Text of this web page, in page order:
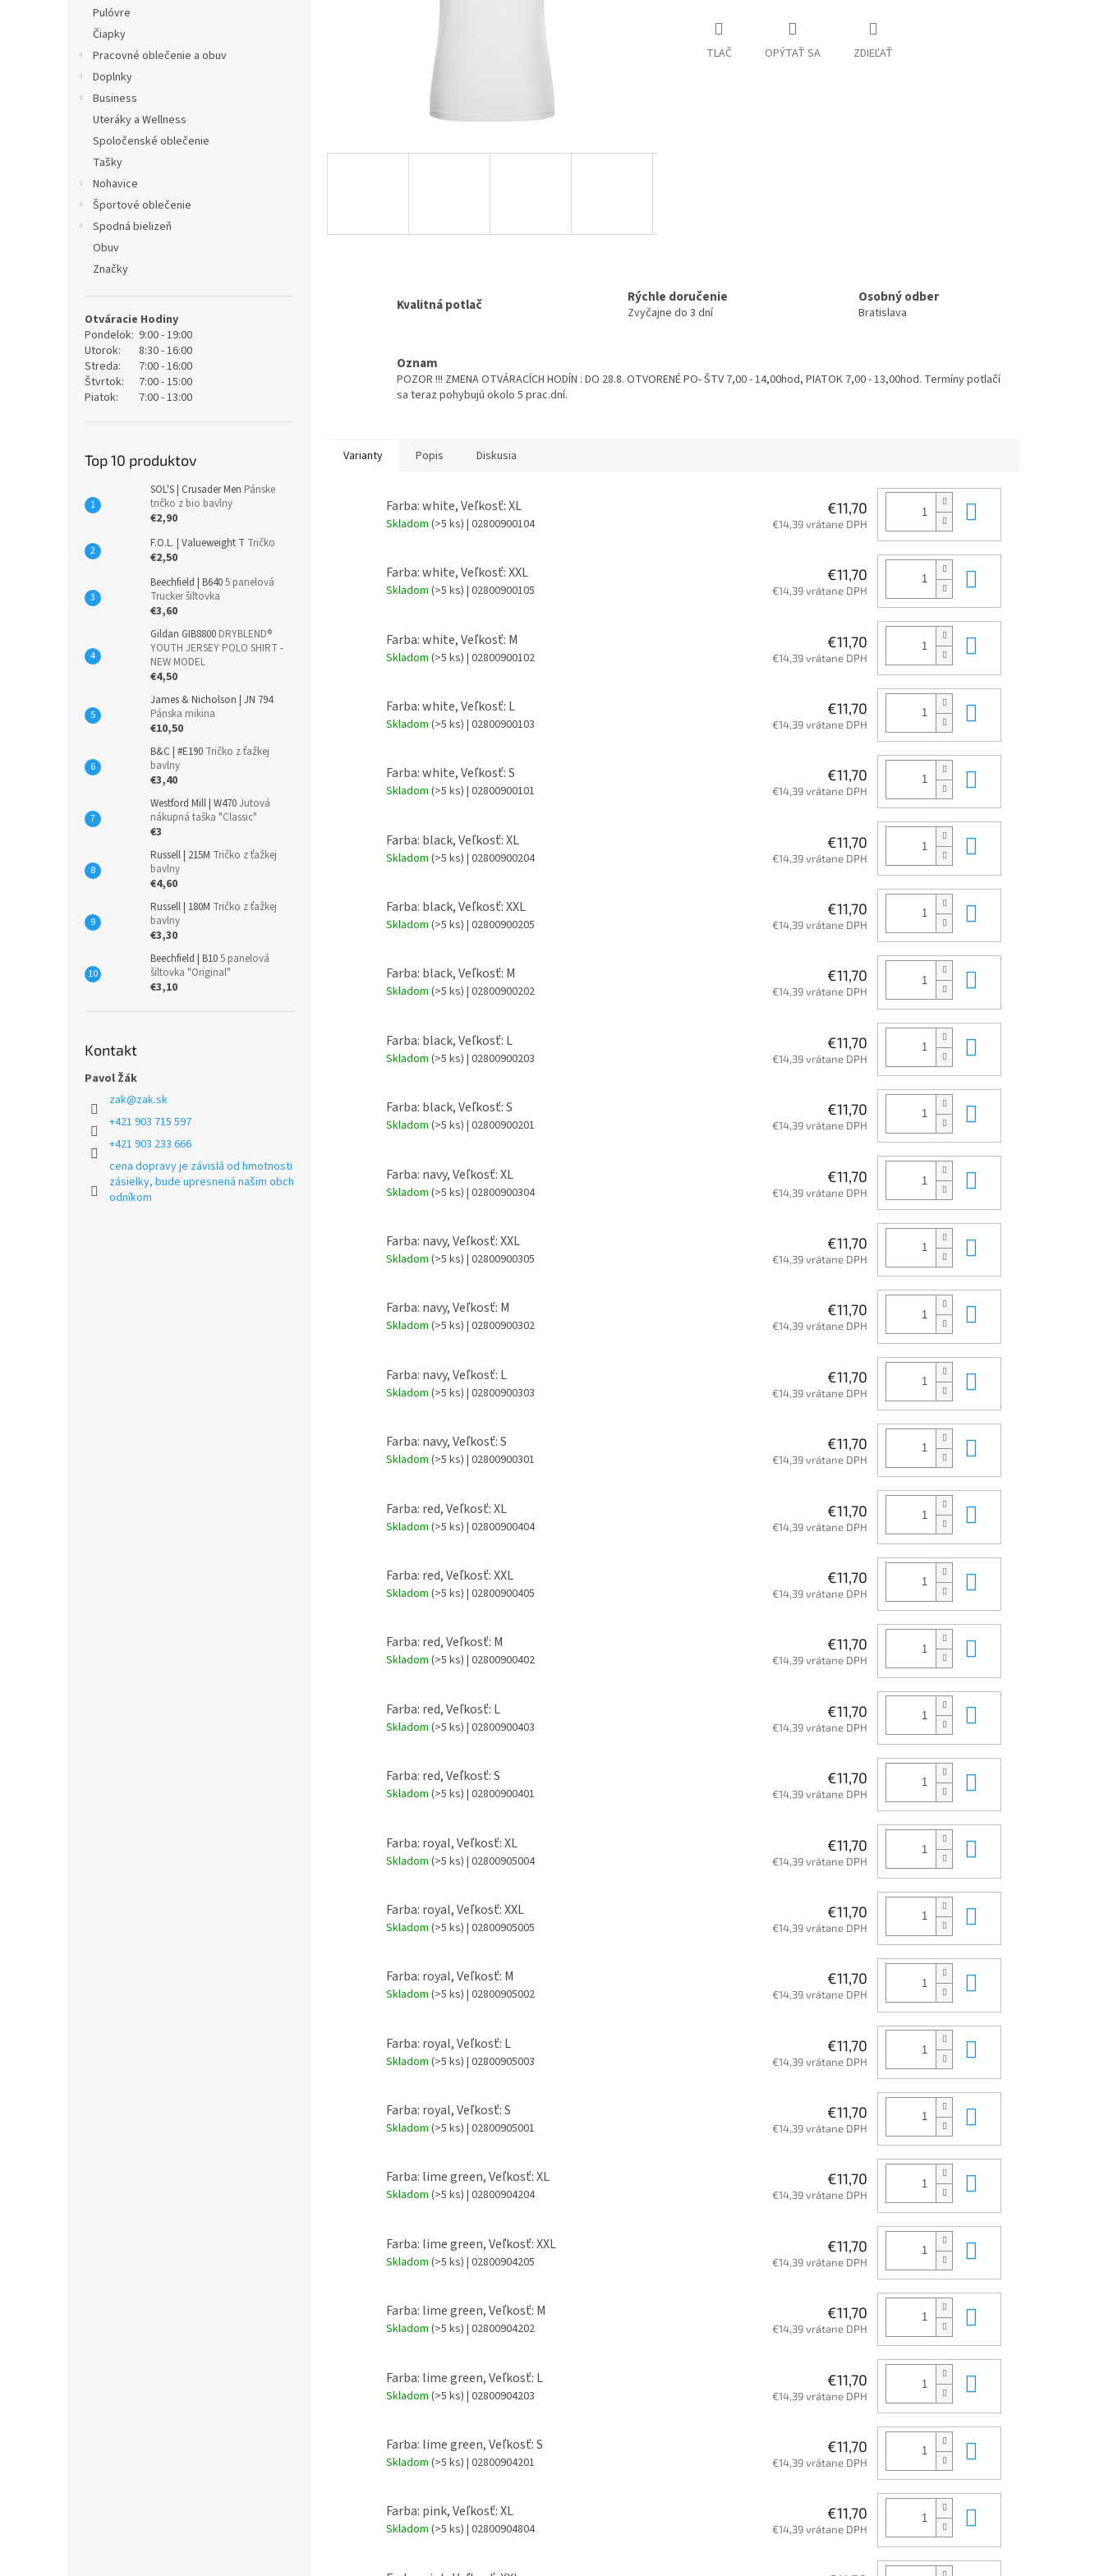
Pulóvre
Čiapky
Pracovné oblečenie a obuv
Doplnky
Business
Uteráky a Wellness
Spoločenské oblečenie
Tašky
Nohavice
Športové oblečenie
Spodná bielizeň
Obuv
Značky
Otváracie Hodiny
Pondelok: 9:00 - 19:00
Utorok:
8:30 - 16:00
Streda:
7:00 - 16:00
Štvrtok:
7:00 - 15:00
Piatok:
7:00 - 13:00
Top 10 produktov
SOL'S | Crusader Men Pánske
tričko z bio bavlny
€2,90
F.O.L. | Valueweight T Tričko
€2,50
Beechfield | B6405 panelová
Trucker šiltovka
€3,60
Gildan GIB8800 DRYBLEND®
YOUTH JERSEY POLO SHIRT -
NEW MODEL
€4,50
James & Nicholson | JN 794
Pánska mikina
€10,50
B&C | #E190 Tričko z ťažkej
bavlny
€3,40
Westford Mill | W470Jutová
nákupná taška "Classic"
€3
Russell | 215M Tričko z ťažkej
bavlny
€4,60
Russell | 180M Tričko z ťažkej
bavlny
€3,30
Beechfield | B105 panelová
šiltovka "Original"
€3,10
Kontakt
Pavol Žák
zak@zak.sk
+421 903 715 597
+421 903 233 666
cena dopravy je závislá od hmotnosti
zásielky, bude upresnená našim obch
odníkom
TLAČ OPÝTAŤ SA ZDIEĽAŤ
Kvalitná potlač Rýchle doručenie
Zvyčajne do 3 dní
Osobný odber
Bratislava
Oznam
POZOR !!! ZMENA OTVÁRACÍCH HODÍN : DO 28.8. OTVORENÉ PO- ŠTV 7,00 - 14,00hod, PIATOK 7,00 - 13,00hod. Termíny potlačí
sa teraz pohybujú okolo 5 prac.dní.
Varianty Popis Diskusia
Farba: white, Veľkosť: XL
Skladom (>5 ks) | 02800900104
€11,70
€14,39 vrátane DPH
Farba: white, Veľkosť: XXL
Skladom (>5 ks) | 02800900105
€11,70
€14,39 vrátane DPH
Farba: white, Veľkosť: M
Skladom (>5 ks) | 02800900102
€11,70
€14,39 vrátane DPH
Farba: white, Veľkosť: L
Skladom (>5 ks) | 02800900103
€11,70
€14,39 vrátane DPH
Farba: white, Veľkosť: S
Skladom (>5 ks) | 02800900101
€11,70
€14,39 vrátane DPH
Farba: black, Veľkosť: XL
Skladom (>5 ks) | 02800900204
€11,70
€14,39 vrátane DPH
Farba: black, Veľkosť: XXL
Skladom (>5 ks) | 02800900205
€11,70
€14,39 vrátane DPH
Farba: black, Veľkosť: M
Skladom (>5 ks) | 02800900202
€11,70
€14,39 vrátane DPH
Farba: black, Veľkosť: L
Skladom (>5 ks) | 02800900203
€11,70
€14,39 vrátane DPH
Farba: black, Veľkosť: S
Skladom (>5 ks) | 02800900201
€11,70
€14,39 vrátane DPH
Farba: navy, Veľkosť: XL
Skladom (>5 ks) | 02800900304
€11,70
€14,39 vrátane DPH
Farba: navy, Veľkosť: XXL
Skladom (>5 ks) | 02800900305
€11,70
€14,39 vrátane DPH
Farba: navy, Veľkosť: M
Skladom (>5 ks) | 02800900302
€11,70
€14,39 vrátane DPH
Farba: navy, Veľkosť: L
Skladom (>5 ks) | 02800900303
€11,70
€14,39 vrátane DPH
Farba: navy, Veľkosť: S
Skladom (>5 ks) | 02800900301
€11,70
€14,39 vrátane DPH
Farba: red, Veľkosť: XL
Skladom (>5 ks) | 02800900404
€11,70
€14,39 vrátane DPH
Farba: red, Veľkosť: XXL
Skladom (>5 ks) | 02800900405
€11,70
€14,39 vrátane DPH
Farba: red, Veľkosť: M
Skladom (>5 ks) | 02800900402
€11,70
€14,39 vrátane DPH
Farba: red, Veľkosť: L
Skladom (>5 ks) | 02800900403
€11,70
€14,39 vrátane DPH
Farba: red, Veľkosť: S
Skladom (>5 ks) | 02800900401
€11,70
€14,39 vrátane DPH
Farba: royal, Veľkosť: XL
Skladom (>5 ks) | 02800905004
€11,70
€14,39 vrátane DPH
Farba: royal, Veľkosť: XXL
Skladom (>5 ks) | 02800905005
€11,70
€14,39 vrátane DPH
Farba: royal, Veľkosť: M
Skladom (>5 ks) | 02800905002
€11,70
€14,39 vrátane DPH
Farba: royal, Veľkosť: L
Skladom (>5 ks) | 02800905003
€11,70
€14,39 vrátane DPH
Farba: royal, Veľkosť: S
Skladom (>5 ks) | 02800905001
€11,70
€14,39 vrátane DPH
Farba: lime green, Veľkosť: XL
Skladom (>5 ks) | 02800904204
€11,70
€14,39 vrátane DPH
Farba: lime green, Veľkosť: XXL
Skladom (>5 ks) | 02800904205
€11,70
€14,39 vrátane DPH
Farba: lime green, Veľkosť: M
Skladom (>5 ks) | 02800904202
€11,70
€14,39 vrátane DPH
Farba: lime green, Veľkosť: L
Skladom (>5 ks) | 02800904203
€11,70
€14,39 vrátane DPH
Farba: lime green, Veľkosť: S
Skladom (>5 ks) | 02800904201
€11,70
€14,39 vrátane DPH
Farba: pink, Veľkosť: XL
Skladom (>5 ks) | 02800904804
€11,70
€14,39 vrátane DPH